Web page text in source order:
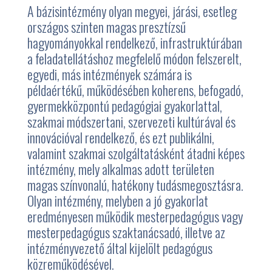
A bázisintézmény olyan megyei, járási, esetleg
országos szinten magas presztízsű
hagyományokkal rendelkező, infrastruktúrában
a feladatellátáshoz megfelelő módon felszerelt,
egyedi, más intézmények számára is
példaértékű, működésében koherens, befogadó,
gyermekközpontú pedagógiai gyakorlattal,
szakmai módszertani, szervezeti kultúrával és
innovációval rendelkező, és ezt publikálni,
valamint szakmai szolgáltatásként átadni képes
intézmény, mely alkalmas adott területen
magas színvonalú, hatékony tudásmegosztásra.
Olyan intézmény, melyben a jó gyakorlat
eredményesen működik mesterpedagógus vagy
mesterpedagógus szaktanácsadó, illetve az
intézményvezető által kijelölt pedagógus
közreműködésével.